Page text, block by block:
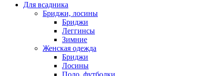
Для всадника
Бриджи, лосины
Бриджи
Леггинсы
Зимние
Женская одежда
Бриджи
Лосины
Поло, футболки